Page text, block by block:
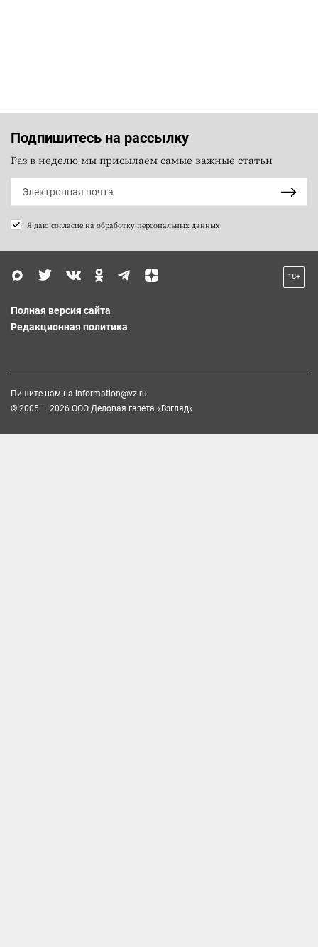
Подпишитесь на рассылку
Раз в неделю мы присылаем самые важные статьи
Я даю согласие на обработку персональных данных
18+
Полная версия сайта
Редакционная политика
Пишите нам на information@vz.ru
© 2005 — 2026 ООО Деловая газета «Взгляд»